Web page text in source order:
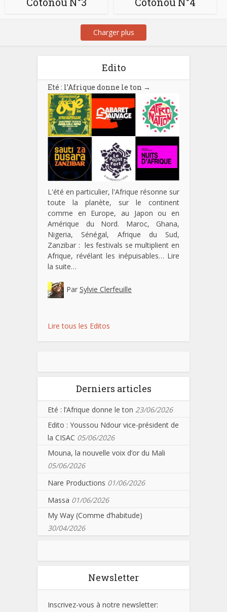
Charger plus
Edito
Eté : l’Afrique donne le ton →
L'été en particulier, l'Afrique résonne sur
toute la planète, sur le continent
comme en Europe, au Japon ou en
Amérique du Nord. Maroc, Ghana,
Nigeria, Sénégal, Afrique du Sud,
Zanzibar : les festivals se multiplient en
Afrique, révélant les inépuisables… Lire
la suite…
Par Sylvie Clerfeuille
Lire tous les Editos
Derniers articles
Eté : l’Afrique donne le ton 23/06/2026
Edito : Youssou Ndour vice-président de
la CISAC 05/06/2026
Mouna, la nouvelle voix d’or du Mali
05/06/2026
Nare Productions 01/06/2026
Massa 01/06/2026
My Way (Comme d’habitude)
30/04/2026
Newsletter
Inscrivez-vous à notre newsletter: